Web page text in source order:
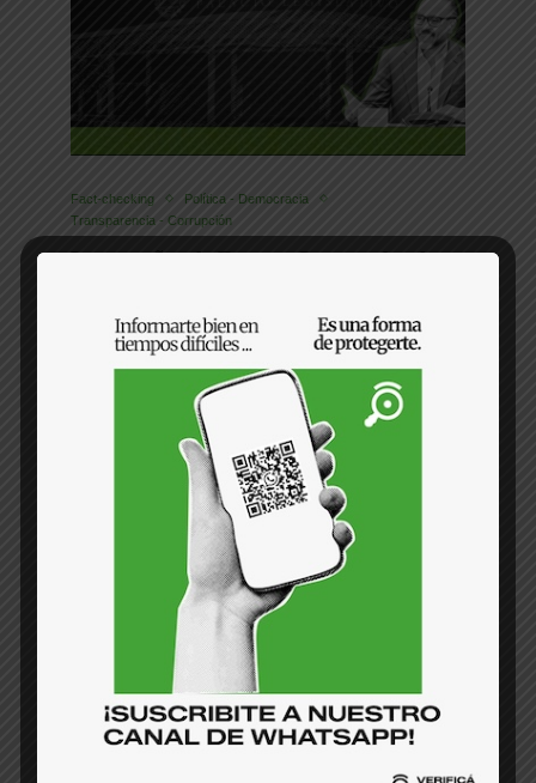
Fact-checking
Política - Democracia
Transparencia - Corrupción
Los engaños de Ernesto Castro sobre la
Javier Ramón Wendy Monterrosa
9 de
febrero de 2026
Ernesto Castro volvió a referirse al tema de la
austeridad en los últimos días con datos que
mostraban la reducción del presupuesto, salarios
y plazas en sus cinco años de …